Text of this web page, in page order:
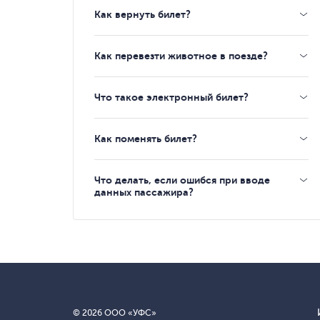
Как вернуть билет?
Как перевезти животное в поезде?
Что такое электронный билет?
Как поменять билет?
Что делать, если ошибся при вводе
данных пассажира?
© 2026 ООО «УФС»